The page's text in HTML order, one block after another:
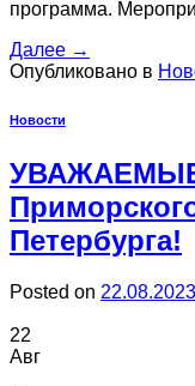
программа.
Далее →
Опубликовано в
Новости
Петербурга!
Posted on 22.08.2023
22
Авг